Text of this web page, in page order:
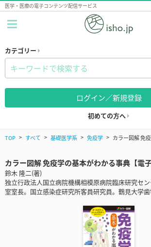
医学・医療の電子コンテンツ配信サービス
カテゴリー
ログイン／新規登録
初めての方へ
TOP すべて 基礎医学系 免疫学 カラー図解 免
カラー図解 免疫学の基本がわかる事典【電子
鈴木 隆二(著)
独立行政法人国立病院機構相模原病院臨床研究セ
室室長。国立感染症研究所客員研究員。鶴見大学